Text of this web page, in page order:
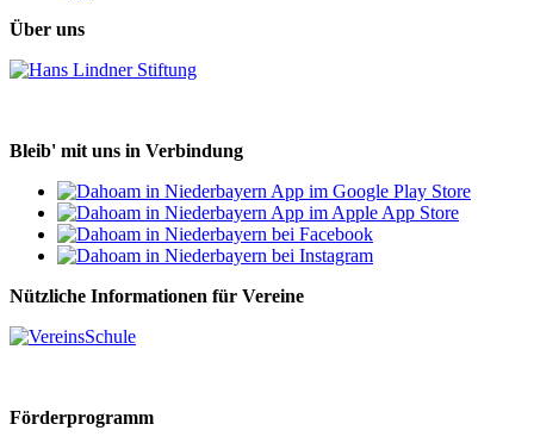
Über uns
Bleib' mit uns in Verbindung
Nützliche Informationen für Vereine
Förderprogramm